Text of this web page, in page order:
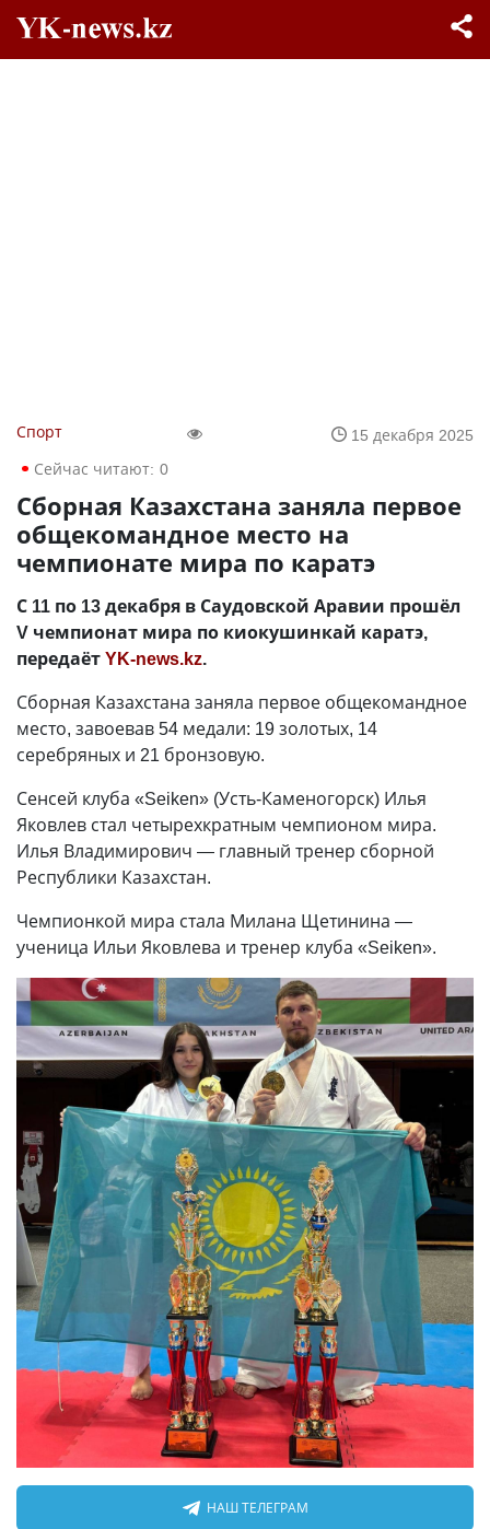
Спорт
15 декабря 2025
Сейчас читают: 0
Сборная Казахстана заняла первое
общекомандное место на
чемпионате мира по каратэ
С 11 по 13 декабря в Саудовской Аравии прошёл
V чемпионат мира по киокушинкай каратэ,
передаётYK-news.kz.
Сборная Казахстана заняла первое общекомандное
место, завоевав 54 медали: 19 золотых, 14
серебряных и 21 бронзовую.
Сенсей клуба «Seiken» (Усть-Каменогорск) Илья
Яковлев стал четырехкратным чемпионом мира.
Илья Владимирович — главный тренер сборной
Республики Казахстан.
Чемпионкой мира стала Милана Щетинина —
ученица Ильи Яковлева и тренер клуба «Seiken».
НАШ ТЕЛЕГРАМ